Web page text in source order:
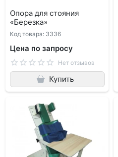
Опора для стояния
«Березка»
Код товара: 3336
Цена по запросу
Нет отзывов
Купить